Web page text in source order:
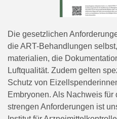
Die gesetzlichen
die ART-Behandlungen
materialien, die
Luftqualität. Zudem gelten
Schutz von
Embryonen. Als Nachweis
strengen Anforderungen ist